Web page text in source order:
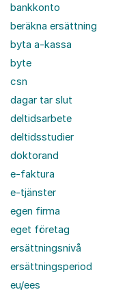
bankkonto
beräkna ersättning
byta a-kassa
byte
csn
dagar tar slut
deltidsarbete
deltidsstudier
doktorand
e-faktura
e-tjänster
egen firma
eget företag
ersättningsnivå
ersättningsperiod
eu/ees